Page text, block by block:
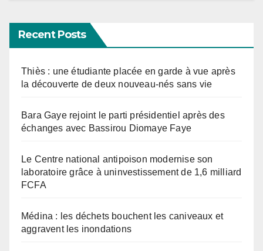
Recent Posts
Thiès : une étudiante placée en garde à vue après
la découverte de deux nouveau-nés sans vie
Bara Gaye rejoint le parti présidentiel après des
échanges avec Bassirou Diomaye Faye
Le Centre national antipoison modernise son
laboratoire grâce à uninvestissement de 1,6 milliard
FCFA
Médina : les déchets bouchent les caniveaux et
aggravent les inondations